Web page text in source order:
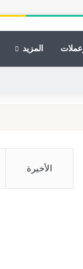
المزيد
الأخيرة